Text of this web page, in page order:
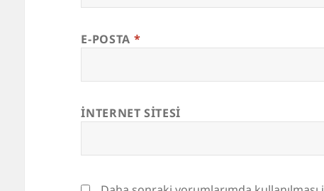
E-POSTA *
İNTERNET SITESI